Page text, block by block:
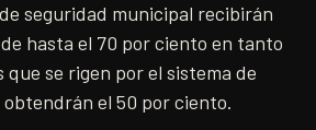
seguridad municipal recibirán
hasta el 70 por ciento en tanto
que se rigen por el sistema de
el 50 por ciento.